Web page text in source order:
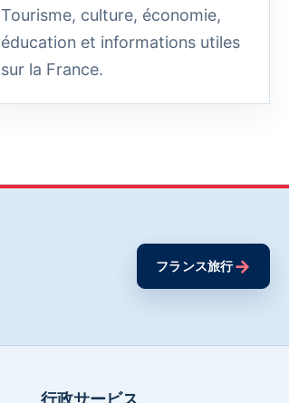
Tourisme, culture, économie,
éducation et informations utiles
sur la France.
フランス旅行→
行政サービス